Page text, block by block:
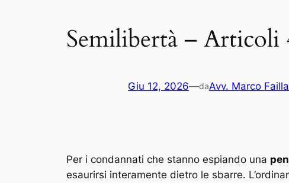
Semilibertà – Articoli
Giu 12, 2026—daAvv. Marco Failla
Per i condannati che stanno espiando una
esaurirsi interamente dietro le sbarre.